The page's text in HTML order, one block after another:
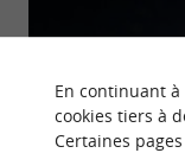
En continuant
cookies tiers à
Certaines